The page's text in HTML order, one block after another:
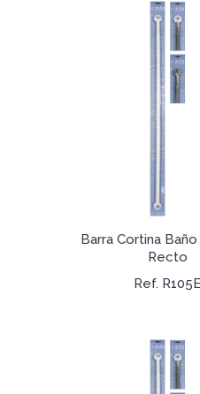
Barra Cortina
Recto
Ref. R105E